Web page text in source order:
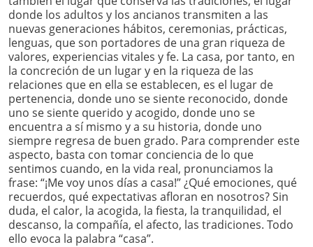
donde los adultos y los ancianos transmiten a las
nuevas generaciones hábitos, ceremonias, prácticas,
lenguas, que son portadores de una gran riqueza de
valores, experiencias vitales y fe. La casa, por tanto, en
la concreción de un lugar y en la riqueza de las
relaciones que en ella se establecen, es el lugar de
pertenencia, donde uno se siente reconocido, donde
uno se siente querido y acogido, donde uno se
encuentra a sí mismo y a su historia, donde uno
siempre regresa de buen grado. Para comprender este
aspecto, basta con tomar conciencia de lo que
sentimos cuando, en la vida real, pronunciamos la
frase: “¡Me voy unos días a casa!” ¿Qué emociones, qué
recuerdos, qué expectativas afloran en nosotros? Sin
duda, el calor, la acogida, la fiesta, la tranquilidad, el
descanso, la compañía, el afecto, las tradiciones. Todo
ello evoca la palabra “casa”.